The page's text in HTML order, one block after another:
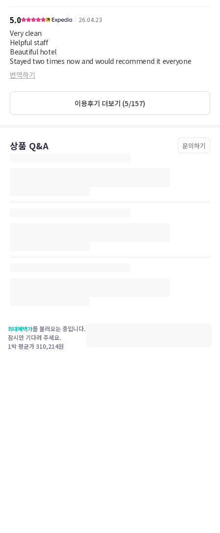
5.0 26.04.23
Very clean
Helpful staff
Beautiful hotel
Stayed two times now and would recommend it everyone
번역하기
이용후기 더보기 (5/157)
상품 Q&A 문의하기
최대혜택가를 불러오는 중입니다.
잠시만 기다려 주세요.
1박 평균가310,214원